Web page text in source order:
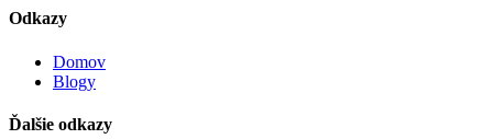
Odkazy
Domov
Blogy
Ďalšie odkazy